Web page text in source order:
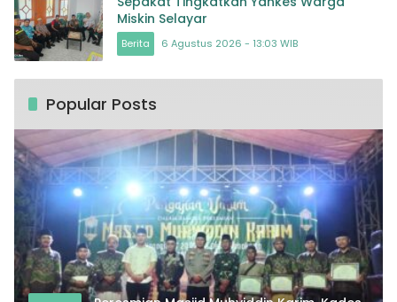
Miskin Selayar
Berita 6 Agustus 2026 - 13:03 WIB
Popular Posts